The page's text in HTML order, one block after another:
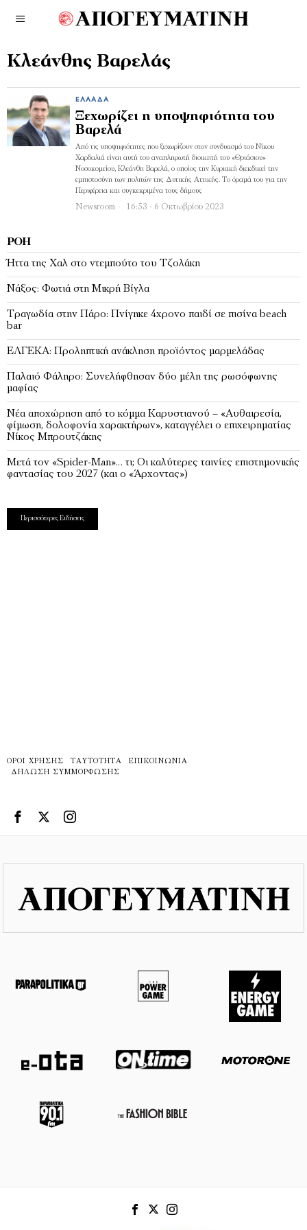
Κλεάνθης Βαρελάς
ΕΛΛΆΔΑ
Ξεχωρίζει η υποψηφιότητα του
Βαρελά
Από τις υποψηφιότητες που ξεχωρίζουν στον συνδυασμό του Νίκου
Χαρδαλιά είναι αυτή του αναπληρωτή διοικητή του «Θριάσιου»
Νοσοκομείου, Κλεάνθη Βαρελά, ο οποίος την Κυριακή διεκδικεί την
εμπιστοσύνη των πολιτών της Δυτικής Αττικής. Το όραμά του για την
Περιφέρεια και συγκεκριμένα τους δήμους
Newsroom 16:53 - 6 Οκτωβρίου 2023
ΡΟΉ
Ήττα της Χαλ στο ντεμπούτο του Τζολάκη
Νάξος: Φωτιά στη Μικρή Βίγλα
Tραγωδία στην Πάρο: Πνίγηκε 4χρονο παιδί σε πισίνα beach
bar
ΕΛΓΕΚΑ: Προληπτική ανάκληση προϊόντος μαρμελάδας
Παλαιό Φάληρο: Συνελήφθησαν δύο μέλη της ρωσόφωνης
μαφίας
Νέα αποχώρηση από το κόμμα Καρυστιανού – «Αυθαιρεσία,
φίμωση, δολοφονία χαρακτήρων», καταγγέλει ο επιχειρηματίας
Νίκος Μπρουτζάκης
Μετά τον «Spider-Man»… τι; Oι καλύτερες ταινίες επιστημονικής
φαντασίας του 2027 (και ο «Άρχοντας»)
Περισσότερες Ειδήσεις
ΌΡΟΙ ΧΡΉΣΗΣ ΤΑΥΤΌΤΗΤΑ
ΕΠΙΚΟΙΝΩΝΊΑ
ΔΉΛΩΣΗ ΣΥΜΜΌΡΦΩΣΗΣ